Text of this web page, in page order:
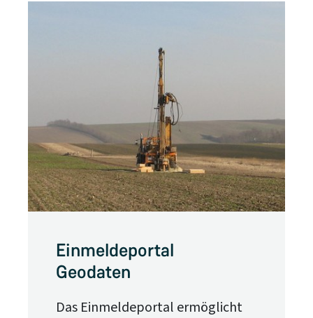
Einmeldeportal
Geodaten
Das Einmeldeportal ermöglicht